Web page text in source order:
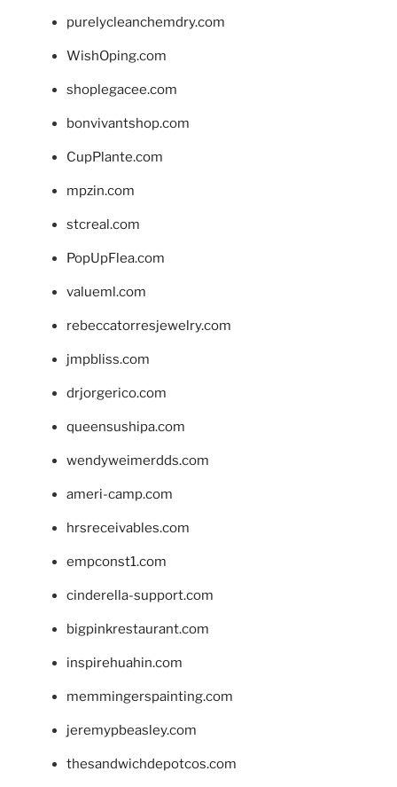
purelycleanchemdry.com
WishOping.com
shoplegacee.com
bonvivantshop.com
CupPlante.com
mpzin.com
stcreal.com
PopUpFlea.com
valueml.com
rebeccatorresjewelry.com
jmpbliss.com
drjorgerico.com
queensushipa.com
wendyweimerdds.com
ameri-camp.com
hrsreceivables.com
empconst1.com
cinderella-support.com
bigpinkrestaurant.com
inspirehuahin.com
memmingerspainting.com
jeremypbeasley.com
thesandwichdepotcos.com